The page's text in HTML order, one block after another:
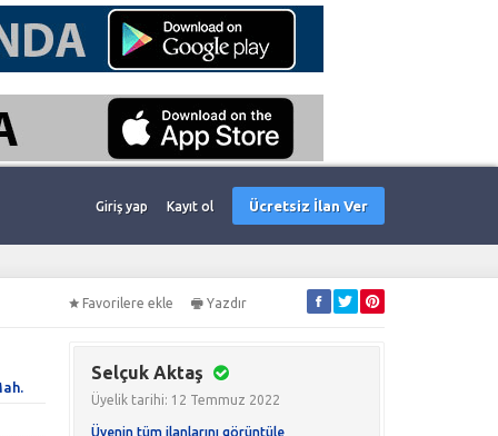
Giriş yap Kayıt ol Ücretsiz İlan Ver
Favorilere ekle Yazdır
Selçuk Aktaş
Üyelik tarihi: 12 Temmuz 2022
Üyenin tüm ilanlarını görüntüle